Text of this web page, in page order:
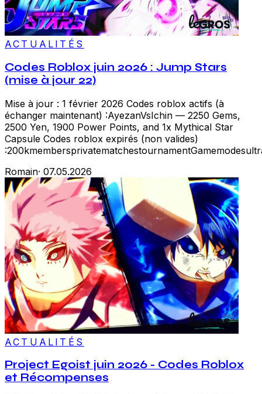
ACTUALITÉS
Codes Roblox juin 2026 : Jump Stars
(mise à jour 22)
Mise à jour : 1 février 2026 Codes roblox actifs (à
échanger maintenant) :AyezanVsIchin — 2250 Gems,
2500 Yen, 1900 Power Points, and 1x Mythical Star
Capsule Codes roblox expirés (non valides)
Romain· 07.05.2026
ACTUALITÉS
Project Egoist juin 2026 - Codes Roblox
et Récompenses